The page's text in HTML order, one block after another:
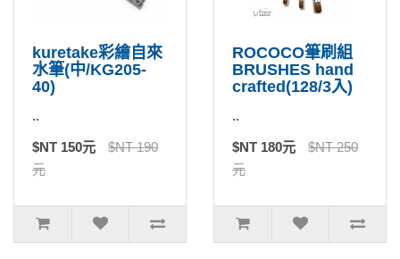
kuretake彩繪自來
水筆(中/KG205-
40)
..
$NT 150元
$NT 190
元
ROCOCO筆刷組
BRUSHES hand
crafted(128/3入)
..
$NT 180元
$NT 250
元